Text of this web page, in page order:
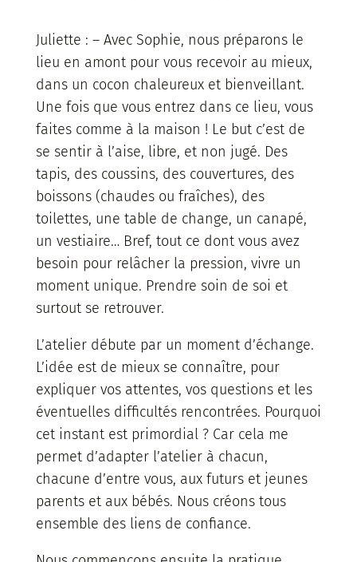
Juliette : – Avec Sophie, nous préparons le
lieu en amont pour vous recevoir au mieux,
dans un cocon chaleureux et bienveillant.
Une fois que vous entrez dans ce lieu, vous
faites comme à la maison ! Le but c’est de
se sentir à l’aise, libre, et non jugé. Des
tapis, des coussins, des couvertures, des
boissons (chaudes ou fraîches), des
toilettes, une table de change, un canapé,
un vestiaire… Bref, tout ce dont vous avez
besoin pour relâcher la pression, vivre un
moment unique. Prendre soin de soi et
surtout se retrouver.
L’atelier débute par un moment d’échange.
L’idée est de mieux se connaître, pour
expliquer vos attentes, vos questions et les
éventuelles difficultés rencontrées. Pourquoi
cet instant est primordial ? Car cela me
permet d’adapter l’atelier à chacun,
chacune d’entre vous, aux futurs et jeunes
parents et aux bébés. Nous créons tous
ensemble des liens de confiance.